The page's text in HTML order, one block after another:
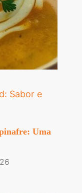
Sabor e
Uma